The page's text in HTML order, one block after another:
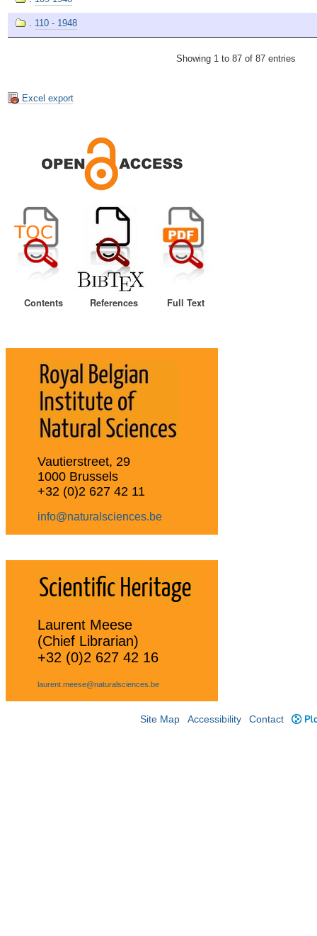
. 110 - 1948
Showing 1 to 87 of 87 entries
Excel export
Contents References Full Text
Vautierstreet, 29
1000 Brussels
+32 (0)2 627 42 11
info@naturalsciences.be
Laurent Meese
(Chief Librarian)
+32 (0)2 627 42 16
laurent.meese@naturalsciences.be
Site Map Accessibility Contact